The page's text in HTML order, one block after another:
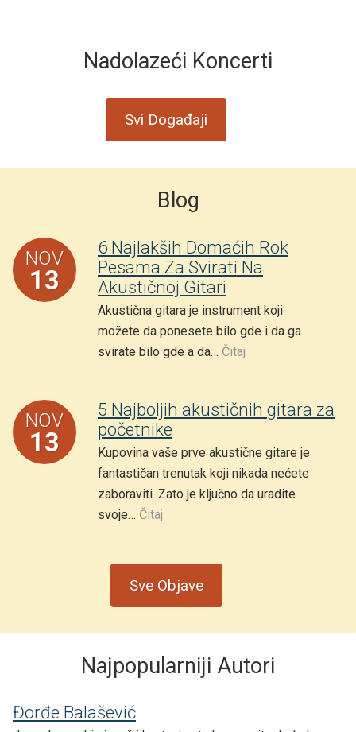
Nadolazeći Koncerti
Svi Događaji
Blog
NOV
13
6 Najlakših Domaćih Rok
Pesama Za Svirati Na
Akustičnoj Gitari
Akustična gitara je instrument koji
možete da ponesete bilo gde i da ga
svirate bilo gde a da… Čitaj
NOV
13
5 Najboljih akustičnih gitara za
početnike
Kupovina vaše prve akustične gitare je
fantastičan trenutak koji nikada nećete
zaboraviti. Zato je ključno da uradite
svoje… Čitaj
Sve Objave
Najpopularniji Autori
Đorđe Balašević